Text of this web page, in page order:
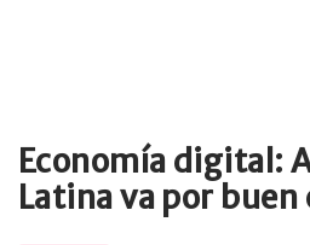
Economía digital:
Latina va por buen